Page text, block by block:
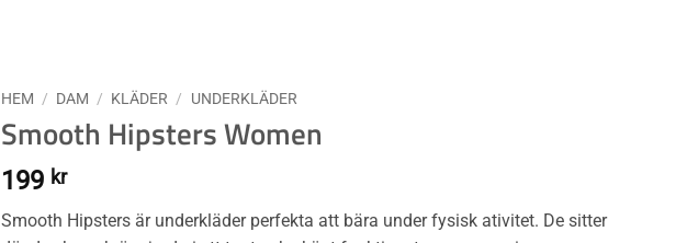
HEM / DAM / KLÄDER / UNDERKLÄDER
Smooth Hipsters Women
199 kr
Smooth Hipsters är underkläder perfekta att bära under fysisk ativitet. De sitter